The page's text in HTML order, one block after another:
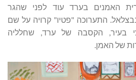
האמנים בערד עוד לפני שהגר
בבצלאל. התערוכה "פטיו" קרויה על שם
בעיר, הקסבה של ערד, שחלליה
של האמן.